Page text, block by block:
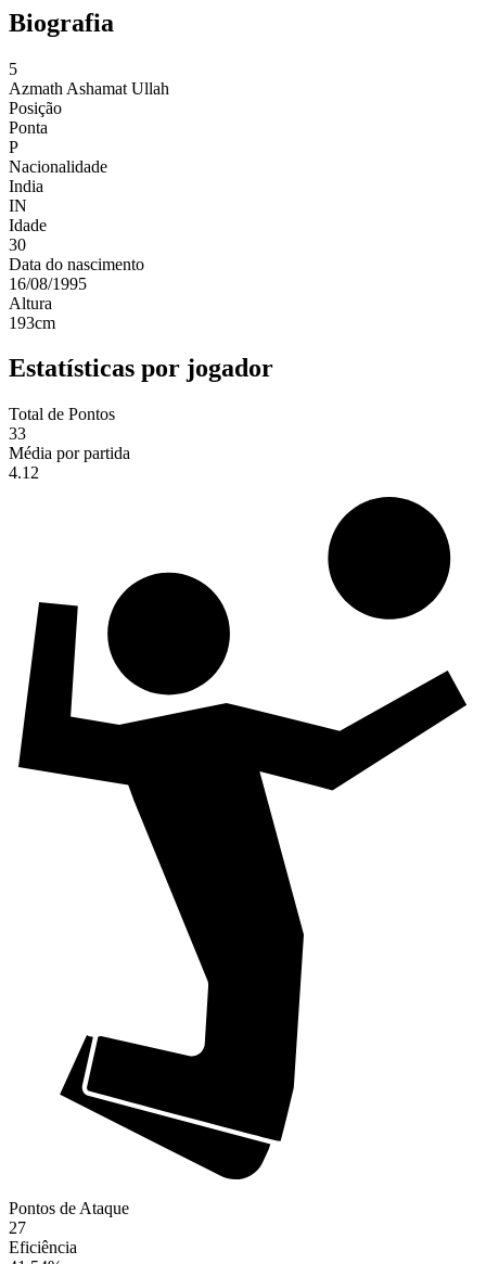
Biografia
5
Azmath Ashamat Ullah
Posição
Ponta
P
Nacionalidade
India
IN
Idade
30
Data do nascimento
16/08/1995
Altura
193cm
Estatísticas por jogador
Total de Pontos
33
Média por partida
4.12
Pontos de Ataque
27
Eficiência